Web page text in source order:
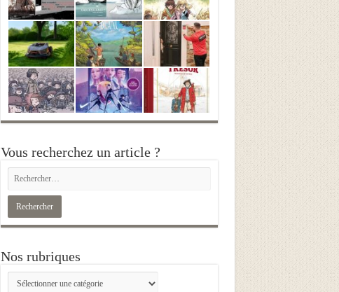
Vous recherchez un article ?
Nos rubriques
Nos